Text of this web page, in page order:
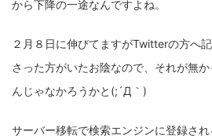
から下降の一途なんですよね。
２月８日に伸びてますがTwitterの方へ
さった方がいたお陰なので、それが無
んじゃなかろうかと(;´Д｀)
サーバー移転で検索エンジンに登録さ